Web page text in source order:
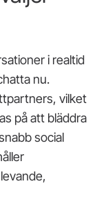
i realtid
nu.
vilket
på att bläddra
social